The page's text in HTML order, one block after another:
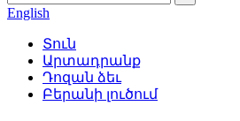
English
Տուն
Արտադրանք
Դոզան ձեւ
Բերանի լուծում